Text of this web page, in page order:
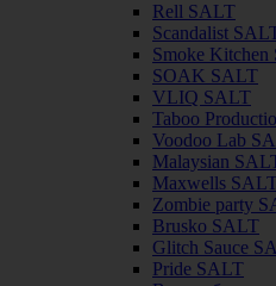
Rell SALT
Scandalist
Smoke
SOAK SALT
VLIQ SALT
Taboo
Voodoo Lab
Malaysian
Maxwells
Zombie party
Brusko SALT
Glitch Sauce
Pride SALT